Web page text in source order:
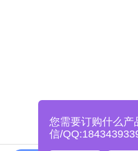
您需要订购什么产
信/